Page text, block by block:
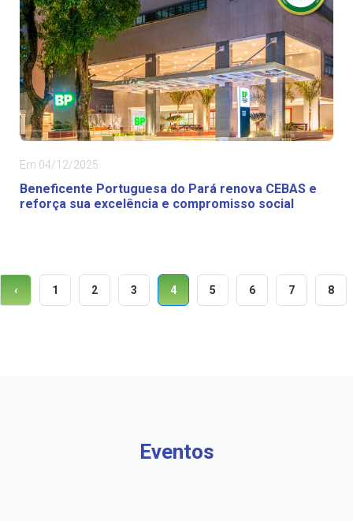
Em 04/12/2025
Beneficente Portuguesa do Pará renova CEBAS e
reforça sua excelência e compromisso social
‹ 1 2 3 4 5 6 7 8
Eventos